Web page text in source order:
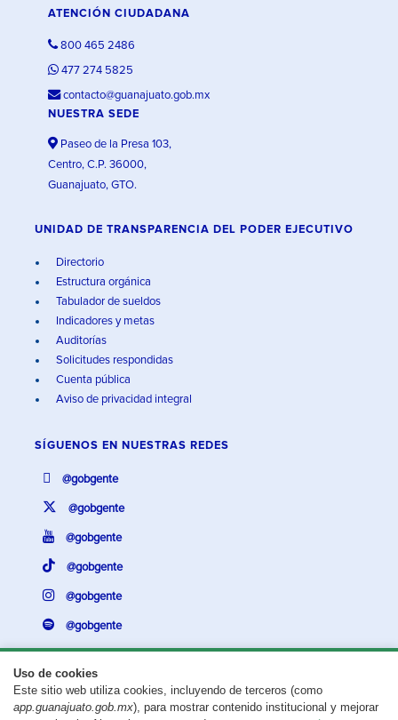
Uso de cookies
Este sitio web utiliza cookies, incluyendo de terceros (como
app.guanajuato.gob.mx), para mostrar contenido institucional y mejorar
ATENCIÓN CIUDADANA
800 465 2486
477 274 5825
contacto@guanajuato.gob.mx
NUESTRA SEDE
Paseo de la Presa 103,
Centro, C.P. 36000,
Guanajuato, GTO.
UNIDAD DE TRANSPARENCIA DEL PODER EJECUTIVO
Directorio
Estructura orgánica
Tabulador de sueldos
Indicadores y metas
Auditorías
Solicitudes respondidas
Cuenta pública
Aviso de privacidad integral
SÍGUENOS EN NUESTRAS REDES
@gobgente
@gobgente
@gobgente
@gobgente
@gobgente
@gobgente
¿Existe algún problema con esta página?Repórtalo aquí.